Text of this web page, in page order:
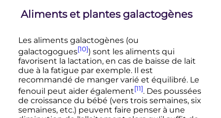
Aliments et plantes galactogènes
Les aliments galactogènes (ou
galactogogues[10]) sont les aliments qui
favorisent la lactation, en cas de baisse de lait
due à la fatigue par exemple. Il est
recommandé de manger varié et équilibré. Le
fenouil peut aider également[11]. Des poussées
de croissance du bébé (vers trois semaines, six
semaines, etc.) peuvent faire penser à une